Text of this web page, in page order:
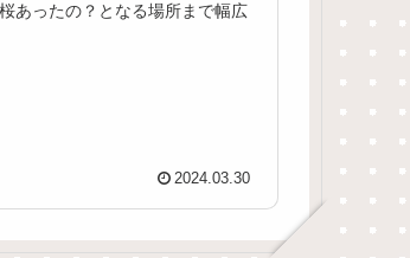
あったの？となる場所まで幅広
2024.03.30